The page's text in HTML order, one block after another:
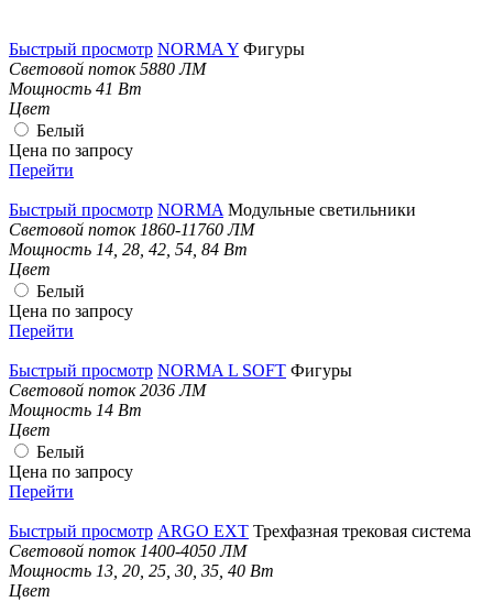
Быстрый просмотр NORMA Y Фигуры
Световой поток 5880 ЛМ
Мощность 41 Вт
Цвет
Белый
Цена по запросу
Перейти
Быстрый просмотр NORMA Модульные светильники
Световой поток 1860-11760 ЛМ
Мощность 14, 28, 42, 54, 84 Вт
Цвет
Белый
Цена по запросу
Перейти
Быстрый просмотр NORMA L SOFT Фигуры
Световой поток 2036 ЛМ
Мощность 14 Вт
Цвет
Белый
Цена по запросу
Перейти
Быстрый просмотр ARGO EXT Трехфазная трековая система
Световой поток 1400-4050 ЛМ
Мощность 13, 20, 25, 30, 35, 40 Вт
Цвет